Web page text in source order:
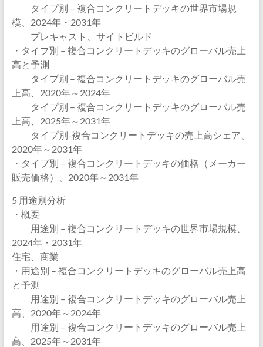
タイプ別 – 複合コンクリートデッキの世界市場規
模、2024年・2031年
プレキャスト、サイトビルド
・タイプ別 – 複合コンクリートデッキのグローバル売上
高と予測
タイプ別 – 複合コンクリートデッキのグローバル売
上高、2020年～2024年
タイプ別 – 複合コンクリートデッキのグローバル売
上高、2025年～2031年
タイプ別-複合コンクリートデッキの売上高シェア、
2020年～2031年
・タイプ別 – 複合コンクリートデッキの価格（メーカー
販売価格）、2020年～2031年
5 用途別分析
・概要
用途別 – 複合コンクリートデッキの世界市場規模、
2024年・2031年
住宅、商業
・用途別 – 複合コンクリートデッキのグローバル売上高
と予測
用途別 – 複合コンクリートデッキのグローバル売上
高、2020年～2024年
用途別 – 複合コンクリートデッキのグローバル売上
高、2025年～2031年